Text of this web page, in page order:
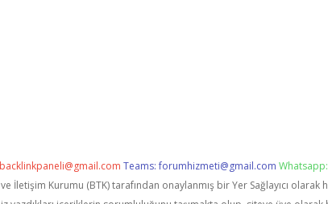
backlinkpaneli@gmail.com Teams:forumhizmeti@gmail.com
İletişim Kurumu (BTK) tarafından onaylanmış bir Yer Sağlayıcı